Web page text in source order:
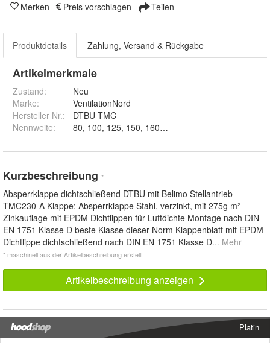
Merken Preis vorschlagen Teilen
Produktdetails Zahlung, Versand & Rückgabe
Artikelmerkmale
Zustand:
Neu
Marke:
VentilationNord
Hersteller Nr.:
DTBU TMC
Nennweite:
Kurzbeschreibung *
Absperrklappe dichtschließend DTBU mit Belimo Stellantrieb
TMC230-A Klappe: Absperrklappe Stahl, verzinkt, mit 275g m²
Zinkauflage mit EPDM Dichtlippen für Luftdichte Montage nach DIN
EN 1751 Klasse D beste Klasse dieser Norm Klappenblatt mit EPDM
Dichtlippe dichtschließend nach DIN EN 1751 Klasse D... Mehr
* maschinell aus der Artikelbeschreibung erstellt
Artikelbeschreibung anzeigen
Platin